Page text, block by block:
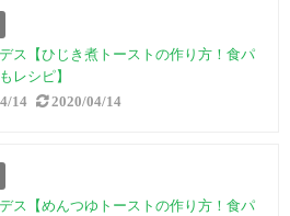
ス【ひじき煮トーストの作り方！食パ
レシピ】
14 2020/04/14
ス【めんつゆトーストの作り方！食パ